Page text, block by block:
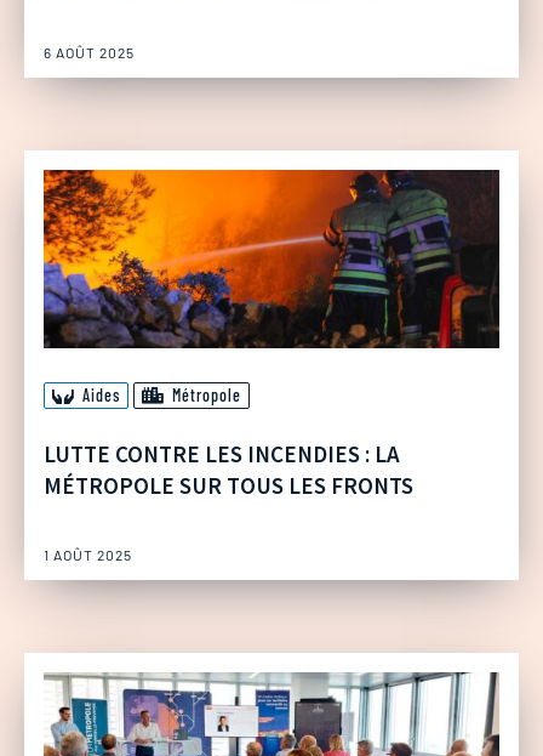
6 AOÛT 2025
Aides Métropole
LUTTE CONTRE LES INCENDIES : LA
MÉTROPOLE SUR TOUS LES FRONTS
1 AOÛT 2025